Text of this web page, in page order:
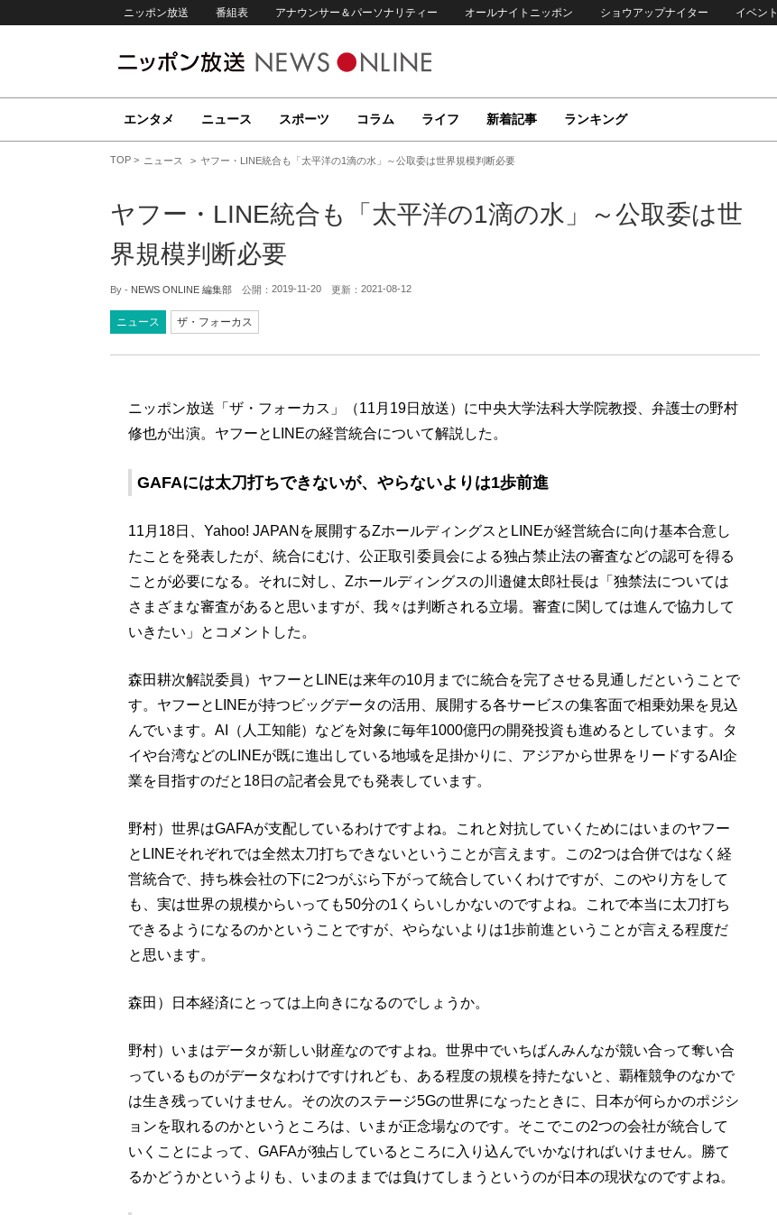
ニッポン放送 番組表 アナウンサー＆パーソナリティー オールナイトニッポン ショウアップナイター イベント
エンタメ ニュース スポーツ コラム ライフ 新着記事 ランキング
TOP ニュース ヤフー・LINE統合も「太平洋の1滴の水」～公取委は世界規模判断必要
ヤフー・LINE統合も「太平洋の1滴の水」～公取委は世
界規模判断必要
By - NEWS ONLINE 編集部 公開： 2019-11-20 更新： 2021-08-12
ニュース ザ・フォーカス
ニッポン放送「ザ・フォーカス」（11月19日放送）に中央大学法科大学院教授、弁護士の野村
修也が出演。ヤフーとLINEの経営統合について解説した。
GAFAには太刀打ちできないが、やらないよりは1歩前進
11月18日、Yahoo! JAPANを展開するZホールディングスとLINEが経営統合に向け基本合意し
たことを発表したが、統合にむけ、公正取引委員会による独占禁止法の審査などの認可を得る
ことが必要になる。それに対し、Zホールディングスの川邉健太郎社長は「独禁法については
さまざまな審査があると思いますが、我々は判断される立場。審査に関しては進んで協力して
いきたい」とコメントした。
森田耕次解説委員）ヤフーとLINEは来年の10月までに統合を完了させる見通しだということで
す。ヤフーとLINEが持つビッグデータの活用、展開する各サービスの集客面で相乗効果を見込
んでいます。AI（人工知能）などを対象に毎年1000億円の開発投資も進めるとしています。タ
イや台湾などのLINEが既に進出している地域を足掛かりに、アジアから世界をリードするAI企
業を目指すのだと18日の記者会見でも発表しています。
野村）世界はGAFAが支配しているわけですよね。これと対抗していくためにはいまのヤフー
とLINEそれぞれでは全然太刀打ちできないということが言えます。この2つは合併ではなく経
営統合で、持ち株会社の下に2つがぶら下がって統合していくわけですが、このやり方をして
も、実は世界の規模からいっても50分の1くらいしかないのですよね。これで本当に太刀打ち
できるようになるのかということですが、やらないよりは1歩前進ということが言える程度だ
と思います。
森田）日本経済にとっては上向きになるのでしょうか。
野村）いまはデータが新しい財産なのですよね。世界中でいちばんみんなが競い合って奪い合
っているものがデータなわけですけれども、ある程度の規模を持たないと、覇権競争のなかで
は生き残っていけません。その次のステージ5Gの世界になったときに、日本が何らかのポジシ
ョンを取れるのかというところは、いまが正念場なのです。そこでこの2つの会社が統合して
いくことによって、GAFAが独占しているところに入り込んでいかなければいけません。勝て
るかどうかというよりも、いまのままでは負けてしまうというのが日本の現状なのですよね。